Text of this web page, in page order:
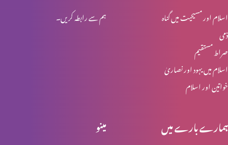
ہم سے رابطہ کریں۔
اسلام اور مسیحیت میں گناہ
ذمی
صراط مستقیم
اسلام میں یہود اور نصاریٰ
خواتین اور اسلام
مینو ہمارے بارے میں